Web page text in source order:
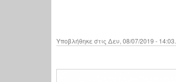
Υποβλήθηκε στις Δευ, 08/07/2019 - 14:03.